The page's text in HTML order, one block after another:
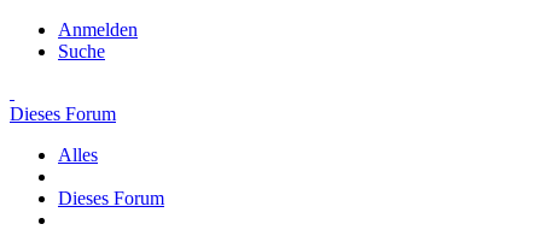
Anmelden
Suche
Dieses Forum
Alles
Dieses Forum